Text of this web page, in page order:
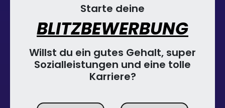
Starte deine
BLITZBEWERBUNG
Willst du ein gutes Gehalt, super
Sozialleistungen und eine tolle
Karriere?